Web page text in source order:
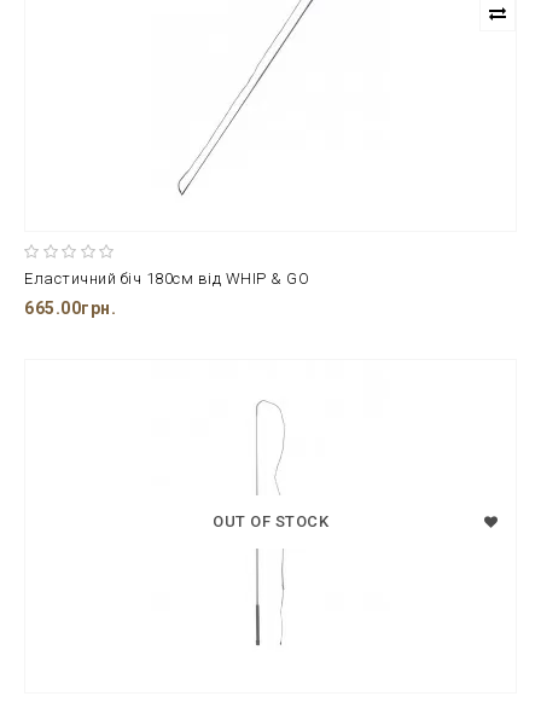
Еластичний біч 180см від WHIP & GO
665.00грн.
OUT OF STOCK